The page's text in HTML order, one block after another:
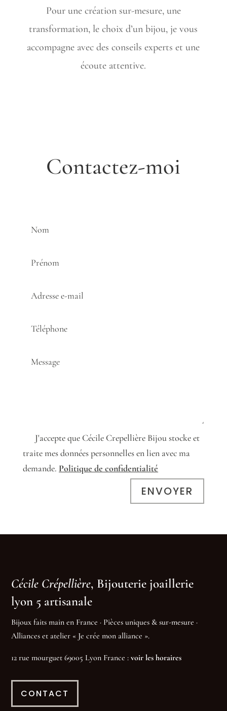
Pour une création sur-mesure, une
transformation, le choix d’un bijou, je vous
accompagne avec des conseils experts et une
écoute attentive.
Contactez-moi
J'accepte que Cécile Crepellière Bijou stocke et
traite mes données personnelles en lien avec ma
demande. Politique de confidentialité
ENVOYER
Cécile Crépellière, Bijouterie joaillerie
lyon 5 artisanale
Bijoux faits main en France · Pièces uniques & sur-mesure ·
Alliances et atelier « Je crée mon alliance ».
12 rue mourguet 69005 Lyon France :voir les horaires
CONTACT